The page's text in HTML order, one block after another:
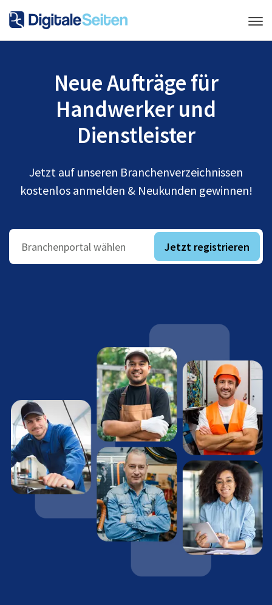
Neue Aufträge für
Handwerker und
Dienstleister
Jetzt auf unseren Branchenverzeichnissen
kostenlos anmelden & Neukunden gewinnen!
Branchenportal wählen Jetzt registrieren